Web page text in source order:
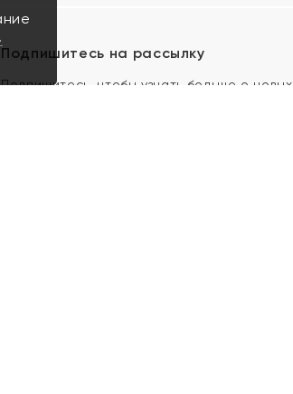
Подпишитесь на рассылку
Подпишитесь, чтобы узнать больше о новых